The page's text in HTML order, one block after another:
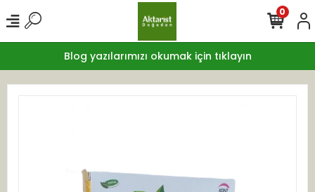
Blog yazılarımızı okumak için tıklayın
0